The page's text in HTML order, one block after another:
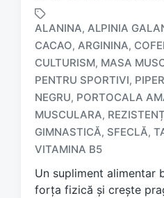
a
g
g
e
w
i
ALANINA, ALPINIA
CACAO, ARGININA,
CULTURISM, MASA
PENTRU SPORTIVI,
NEGRU, PORTOCALA
MUSCULARA,
GIMNASTICĂ, SFECLĂ,
VITAMINA B5
Un supliment alimentar
forța fizică și crește